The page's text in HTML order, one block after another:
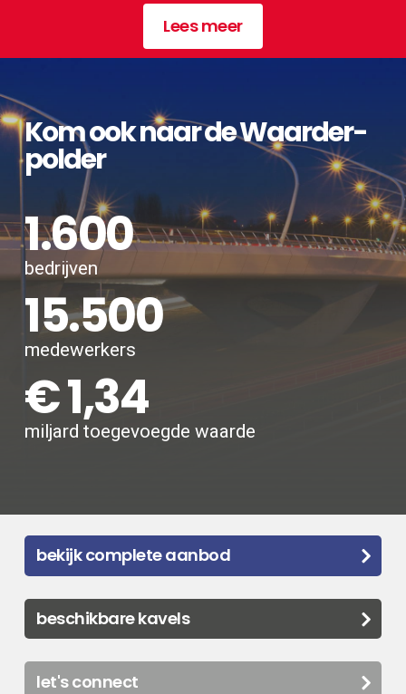
Lees meer
Kom ook naar de Waarder­
polder
1.600
bedrijven
15.500
medewerkers
€ 1,34
miljard toegevoegde waarde
bekijk complete aanbod
beschikbare kavels
let's connect